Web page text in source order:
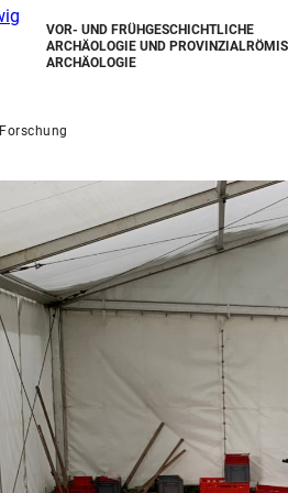
VOR- UND FRÜHGESCHICHTLICHE
ARCHÄOLOGIE UND
ARCHÄOLOGIE
Forschung